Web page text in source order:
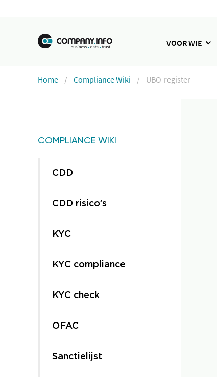
VOOR WIE
Home Compliance Wiki UBO-register
COMPLIANCE WIKI
CDD
CDD risico’s
KYC
KYC compliance
KYC check
OFAC
Sanctielijst